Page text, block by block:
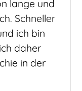
lange und
Schneller
ich bin
daher
in der